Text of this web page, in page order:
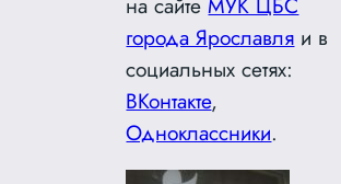
города Ярославля и в
социальных сетях:
ВКонтакте,
Одноклассники.